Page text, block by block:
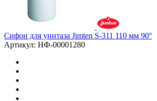
Сифон для унитаза Jimten S-311 110 мм 90°
Артикул: НФ-00001280